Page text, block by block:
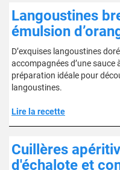
Langoustines
émulsion
D’exquises langoustines
accompagnées d’une sauce
préparation idéale pour
langoustines.
Lire la recette
Cuillères
d'échalote et